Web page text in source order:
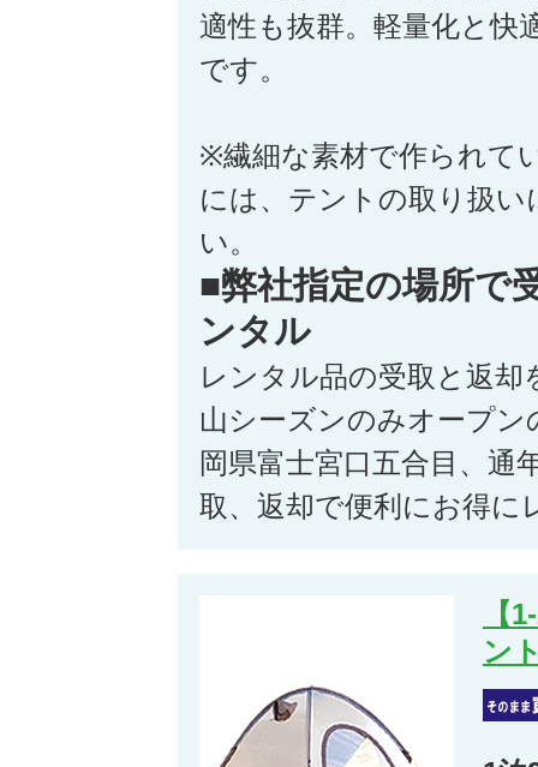
適性も抜群。軽量化と快
です。
※繊細な素材で作られて
には、テントの取り扱
い。
■弊社指定の場所で
ンタル
レンタル品の受取と返却
山シーズンのみオープン
岡県富士宮口五合目、通
取、返却で便利にお得に
【
ン